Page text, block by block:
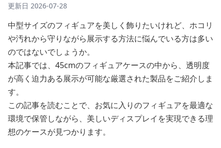
更新日 2026-07-28
中型サイズのフィギュアを美しく飾りたいけれど、ホコリ
や汚れから守りながら展示する方法に悩んでいる方は多い
のではないでしょうか。
本記事では、45cmのフィギュアケースの中から、透明度
が高く迫力ある展示が可能な厳選された製品をご紹介しま
す。
この記事を読むことで、お気に入りのフィギュアを最適な
環境で保管しながら、美しいディスプレイを実現できる理
想のケースが見つかります。